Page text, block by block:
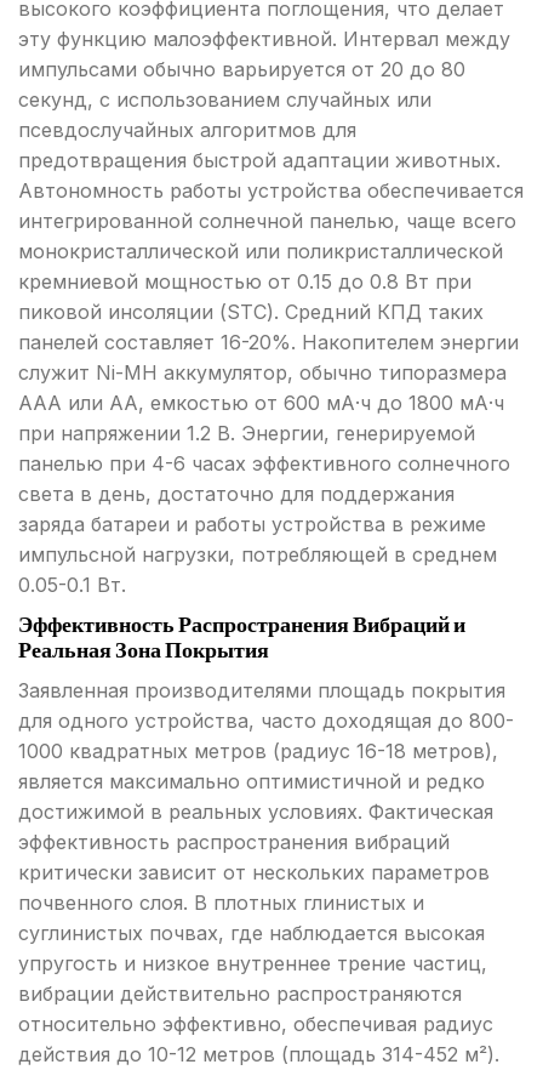
высокого коэффициента поглощения, что делает
эту функцию малоэффективной. Интервал между
импульсами обычно варьируется от 20 до 80
секунд, с использованием случайных или
псевдослучайных алгоритмов для
предотвращения быстрой адаптации животных.
Автономность работы устройства обеспечивается
интегрированной солнечной панелью, чаще всего
монокристаллической или поликристаллической
кремниевой мощностью от 0.15 до 0.8 Вт при
пиковой инсоляции (STC). Средний КПД таких
панелей составляет 16-20%. Накопителем энергии
служит Ni-MH аккумулятор, обычно типоразмера
AAA или AA, емкостью от 600 мА·ч до 1800 мА·ч
при напряжении 1.2 В. Энергии, генерируемой
панелью при 4-6 часах эффективного солнечного
света в день, достаточно для поддержания
заряда батареи и работы устройства в режиме
импульсной нагрузки, потребляющей в среднем
0.05-0.1 Вт.
Эффективность Распространения Вибраций и
Реальная Зона Покрытия
Заявленная производителями площадь покрытия
для одного устройства, часто доходящая до 800-
1000 квадратных метров (радиус 16-18 метров),
является максимально оптимистичной и редко
достижимой в реальных условиях. Фактическая
эффективность распространения вибраций
критически зависит от нескольких параметров
почвенного слоя. В плотных глинистых и
суглинистых почвах, где наблюдается высокая
упругость и низкое внутреннее трение частиц,
вибрации действительно распространяются
относительно эффективно, обеспечивая радиус
действия до 10-12 метров (площадь 314-452 м²).